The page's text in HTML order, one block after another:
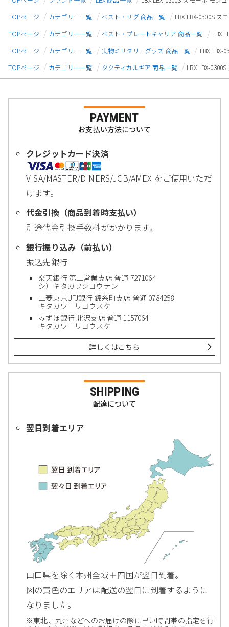
TOPページ
カテゴリー一覧 ベスト・リグ 商品一覧
LBX LBX-0300S
TOPページ
カテゴリー一覧 ベスト・プレートキャリア 商品一覧
LBX
TOPページ
カテゴリー一覧 実物ミリタリーグッズ 商品一覧
LBX LBX-
TOPページ
カテゴリー一覧 タクティカルギア 商品一覧 LBX LBX-
PAYMENT
お支払い方法について
クレジットカード決済
VISA/MASTER/DINERS/JCB/AMEX をご使用いただ
けます。
代金引換（商品到着時支払い）
別途代金引換手数料がかかります。
銀行振り込み（前払い）
振込先銀行
楽天銀行 第二営業支店 普通 7271064
シ）キタガワシヨウテン
三菱東京UFJ銀行 錦糸町支店 普通 0784258
キタガワ リヨウスケ
みずほ銀行 北沢支店 普通 1157064
キタガワ リヨウスケ
詳しくはこちら
SHIPPING
配達について
翌日到着エリア
山口県を除く本州全域＋四国が翌日到着。
図の黄色のエリアは配送の翌日に到着するように
なりました。
※東北、九州などへのお届けの際に早い時間帯の指定を行